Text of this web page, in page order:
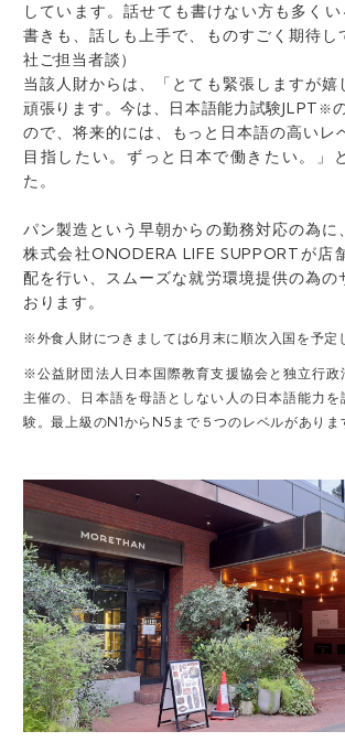
しています。話せても書けない方も多く
書きも、話しも上手で、ものすごく期待し
社ご担当者談）
当該人財からは、「とても緊張しますが嬉
頑張ります。今は、日本語能力試験JLPT ※
ので、将来的には、もっと日本語の高いレ
目指したい。ずっと日本で働きたい。」
た。
パン製造という早朝からの勤務対応の為に
株式会社ONODERA LIFE SUPPORTが店
配を行い、スムーズな就労環境提供の為の
おります。
※外食人財につきましては6月末に順次入国を予定
※公益財団法人日本国際教育支援協会と独立行政
主催の、日本語を母語としない人の日本語能力
験。最上級のN1からN5まで５つのレベルがありま